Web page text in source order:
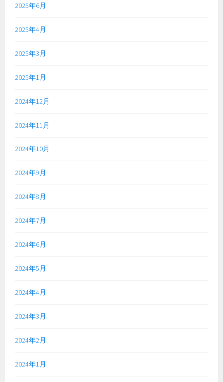
2025年6月
2025年4月
2025年3月
2025年1月
2024年12月
2024年11月
2024年10月
2024年9月
2024年8月
2024年7月
2024年6月
2024年5月
2024年4月
2024年3月
2024年2月
2024年1月